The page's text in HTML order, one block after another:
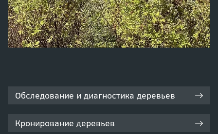
Обследование и диагностика деревьев
Кронирование деревьев